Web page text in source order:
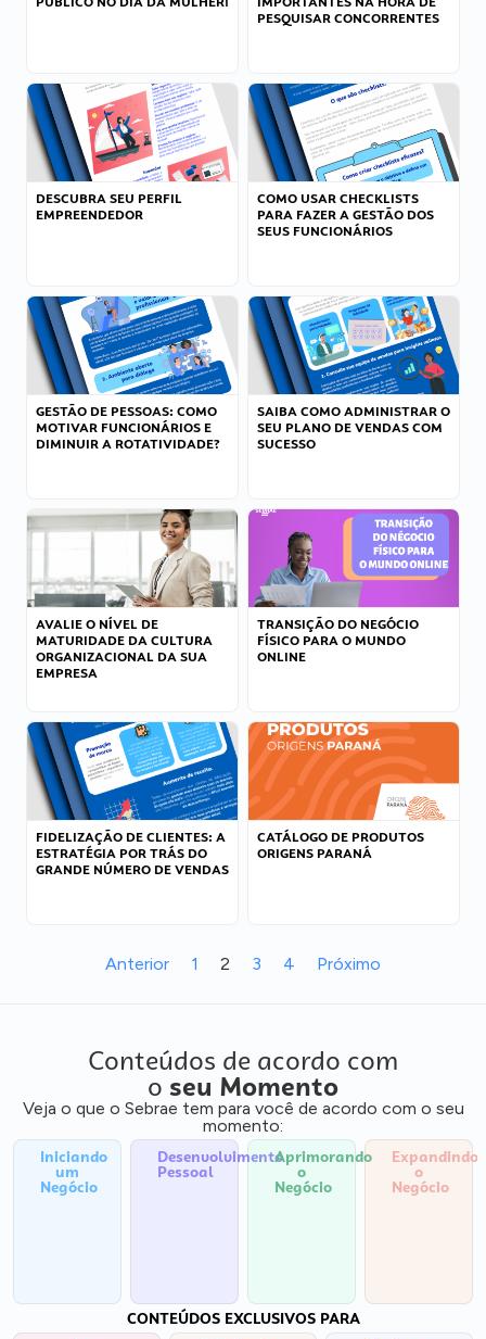
PESQUISAR CONCORRENTES
DESCUBRA SEU PERFIL
EMPREENDEDOR
COMO USAR CHECKLISTS
PARA FAZER A GESTÃO DOS
SEUS FUNCIONÁRIOS
GESTÃO DE PESSOAS: COMO
MOTIVAR FUNCIONÁRIOS E
DIMINUIR A ROTATIVIDADE?
SAIBA COMO ADMINISTRAR O
SEU PLANO DE VENDAS COM
SUCESSO
AVALIE O NÍVEL DE
MATURIDADE DA CULTURA
ORGANIZACIONAL DA SUA
EMPRESA
TRANSIÇÃO DO NEGÓCIO
FÍSICO PARA O MUNDO
ONLINE
FIDELIZAÇÃO DE CLIENTES: A
ESTRATÉGIA POR TRÁS DO
GRANDE NÚMERO DE VENDAS
CATÁLOGO DE PRODUTOS
ORIGENS PARANÁ
Anterior 1 2 3 4 Próximo
Conteúdos de acordo com
o seu Momento
Veja o que o Sebrae tem para você de acordo com o seu
momento:
Iniciando
um
Negócio
Desenvolvimento
Pessoal
Aprimorando
o
Negócio
Expandindo
o
Negócio
CONTEÚDOS EXCLUSIVOS PARA